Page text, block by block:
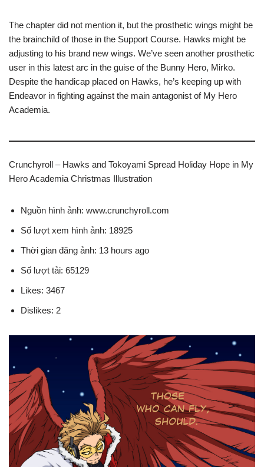
The chapter did not mention it, but the prosthetic wings might be
the brainchild of those in the Support Course. Hawks might be
adjusting to his brand new wings. We’ve seen another prosthetic
user in this latest arc in the guise of the Bunny Hero, Mirko.
Despite the handicap placed on Hawks, he’s keeping up with
Endeavor in fighting against the main antagonist of My Hero
Academia.
Crunchyroll – Hawks and Tokoyami Spread Holiday Hope in My
Hero Academia Christmas Illustration
Nguồn hình ảnh: www.crunchyroll.com
Số lượt xem hình ảnh: 18925
Thời gian đăng ảnh: 13 hours ago
Số lượt tải: 65129
Likes: 3467
Dislikes: 2